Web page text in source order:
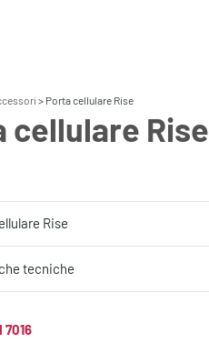
Porta cellulare Rise
cellulare Rise
Rise
tecniche
7016